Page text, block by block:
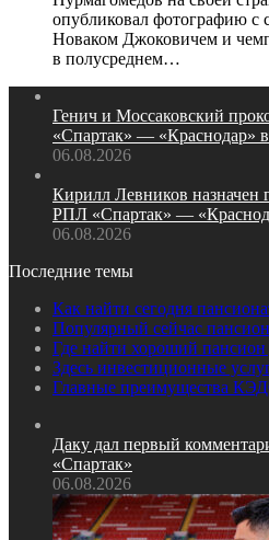
опубликовал фотографию с
Новаком Джоковичем и
в полусреднем…
Генич и Моссаковский
«Спартак» — «Краснодар»
06.08.2026
Кирилл Левников назначен
РПЛ «Спартак» —
06.08.2026
Последние темы
Как найти сегодня
Популярный сейчас
Где найти хороший
Здесь инвестиционные
Главные преимущества
Даку дал первый
«Спартак»
06.08.2026